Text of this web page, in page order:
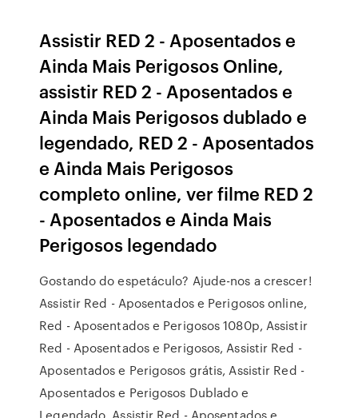
Assistir RED 2 - Aposentados e
Ainda Mais Perigosos Online,
assistir RED 2 - Aposentados e
Ainda Mais Perigosos dublado e
legendado, RED 2 - Aposentados
e Ainda Mais Perigosos
completo online, ver filme RED 2
- Aposentados e Ainda Mais
Perigosos legendado
Gostando do espetáculo? Ajude-nos a crescer!
Assistir Red - Aposentados e Perigosos online,
Red - Aposentados e Perigosos 1080p, Assistir
Red - Aposentados e Perigosos, Assistir Red -
Aposentados e Perigosos grátis, Assistir Red -
Aposentados e Perigosos Dublado e
Legendado, Assistir Red - Aposentados e